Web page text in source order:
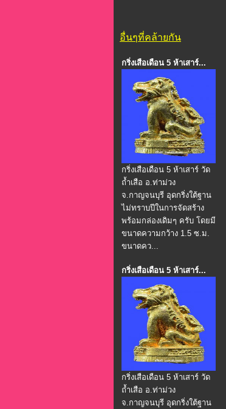
อื่นๆที่คล้ายกัน
กริ่งเสือเดือน 5 ห้าเสาร์...
กริ่งเสือเดือน 5 ห้าเสาร์ วัด
ถ้ำเสือ อ.ท่าม่วง
จ.กาญจนบุรี อุดกริ่งใต้ฐาน
ไม่ทราบปีในการจัดสร้าง
พร้อมกล่องเดิมๆ ครับ โดยมี
ขนาดความกว้าง 1.5 ซ.ม.
ขนาดคว...
กริ่งเสือเดือน 5 ห้าเสาร์...
กริ่งเสือเดือน 5 ห้าเสาร์ วัด
ถ้ำเสือ อ.ท่าม่วง
จ.กาญจนบุรี อุดกริ่งใต้ฐาน